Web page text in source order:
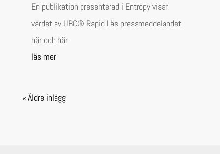
En publikation presenterad i Entropy visar
värdet av UBC® Rapid Läs pressmeddelandet
här och här
läs mer
« Äldre inlägg